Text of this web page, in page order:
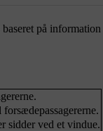
på
sidder ved et vindue.